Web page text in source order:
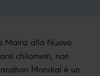
Mainz alla Nuova
chilometri, non
Mondial è un